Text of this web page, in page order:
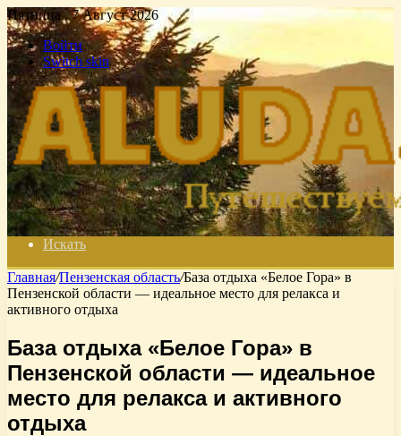
Пятница , 7 Август 2026
Войти
Switch skin
Искать
Главная/Пензенская область/База отдыха «Белое Гора» в
Пензенской области — идеальное место для релакса и
активного отдыха
База отдыха «Белое Гора» в
Пензенской области — идеальное
место для релакса и активного
отдыха